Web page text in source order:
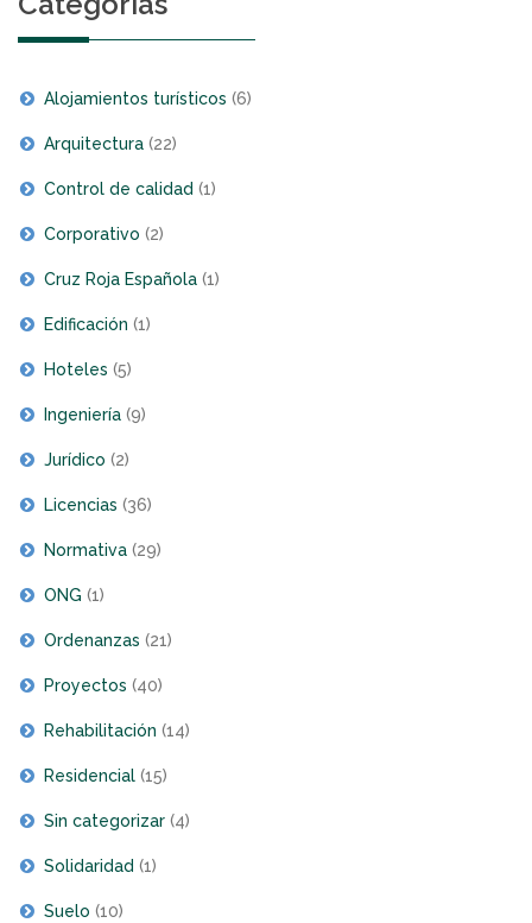
Alojamientos turísticos (6)
Arquitectura (22)
Control de calidad (1)
Corporativo (2)
Cruz Roja Española (1)
Edificación (1)
Hoteles (5)
Ingeniería (9)
Jurídico (2)
Licencias (36)
Normativa (29)
ONG (1)
Ordenanzas (21)
Proyectos (40)
Rehabilitación (14)
Residencial (15)
Sin categorizar (4)
Solidaridad (1)
Suelo (10)